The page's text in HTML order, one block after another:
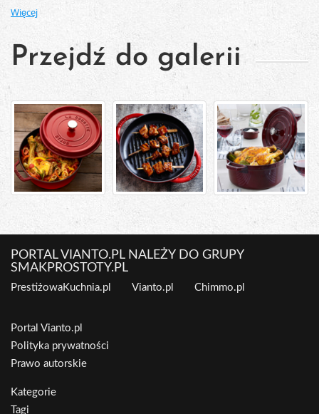
Więcej
Przejdź do galerii
PORTAL VIANTO.PL NALEŻY DO GRUPY
SMAKPROSTOTY.PL
PrestiżowaKuchnia.pl Vianto.pl Chimmo.pl
Portal Vianto.pl
Polityka prywatności
Prawo autorskie
Kategorie
Tagi